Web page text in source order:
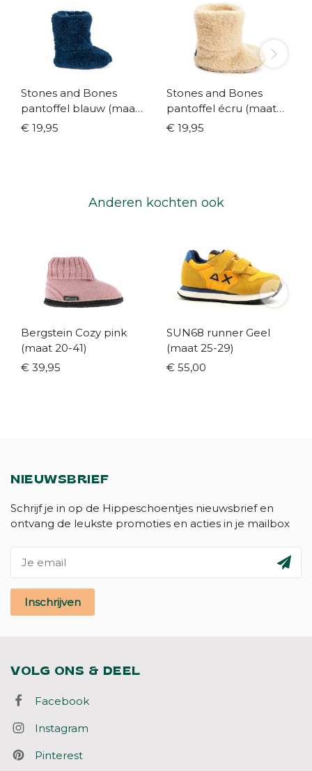
Stones and Bones
pantoffel blauw (maat
19/22-37/40)
€ 19,95
Stones and Bones
pantoffel écru (maat
19/22-37/40)
€ 19,95
Anderen kochten ook
Bergstein Cozy pink
(maat 20-41)
€ 39,95
SUN68 runner Geel
(maat 25-29)
€ 55,00
NIEUWSBRIEF
Schrijf je in op de Hippeschoentjes nieuwsbrief en
ontvang de leukste promoties en acties in je mailbox
Inschrijven
VOLG ONS & DEEL
Facebook
Instagram
Pinterest